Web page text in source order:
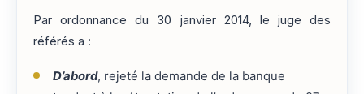
Par ordonnance du 30 janvier 2014, le juge des
référés a :
D’abord, rejeté la demande de la banque